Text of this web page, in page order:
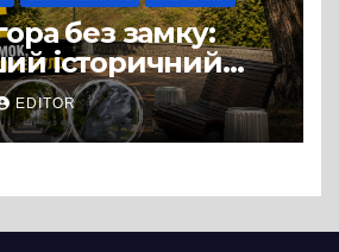
без замку:
історичний
EDITOR